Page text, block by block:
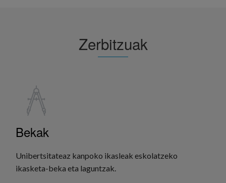
Zerbitzuak
Bekak
Unibertsitateaz kanpoko ikasleak eskolatzeko
ikasketa-beka eta laguntzak.